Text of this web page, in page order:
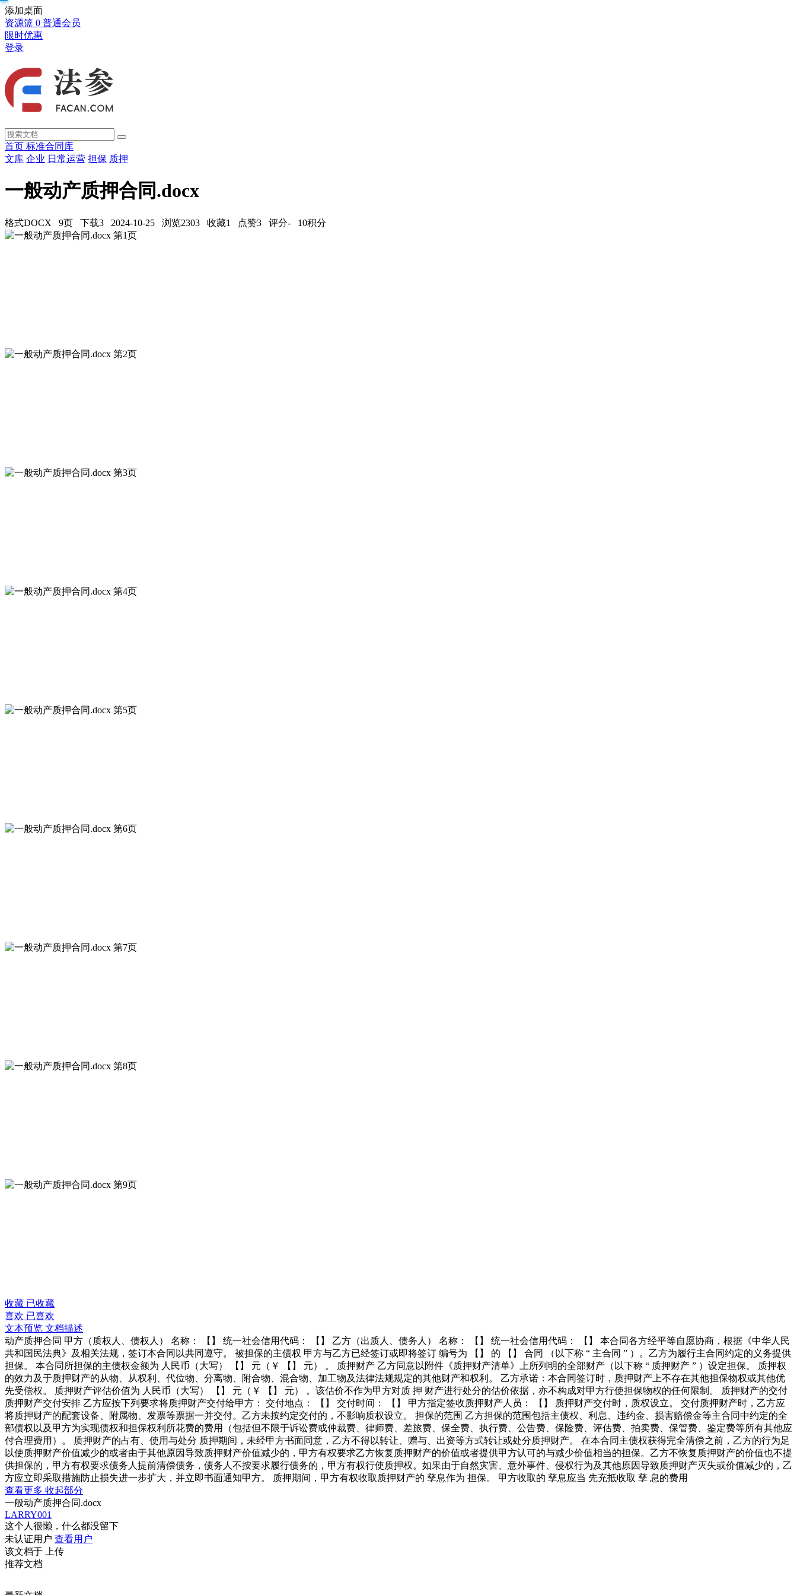
添加桌面
资源篮 0 普通会员
限时优惠
登录
首页 标准合同库
文库 企业 日常运营 担保 质押
一般动产质押合同.docx
格式DOCX 9页 下载3 2024-10-25 浏览2303 收藏1 点赞3 评分- 10积分
收藏 已收藏
喜欢 已喜欢
文本预览 文档描述
动产质押合同 甲方（质权人、债权人） 名称： 【】 统一社会信用代码： 【】 乙方（出质人、债务人） 名称： 【】 统一社会信用代码： 【】 本合同各方经平等自愿协商，根据《中华人民
共和国民法典》及相关法规，签订本合同以共同遵守。 被担保的主债权 甲方与乙方已经签订或即将签订 编号为 【】 的 【】 合同 （以下称 “ 主合同 ” ）。乙方为履行主合同约定的义务提供
担保。 本合同所担保的主债权金额为 人民币（大写） 【】 元（￥ 【】 元） 。 质押财产 乙方同意以附件《质押财产清单》上所列明的全部财产（以下称 “ 质押财产 ” ）设定担保。 质押权
的效力及于质押财产的从物、从权利、代位物、分离物、附合物、混合物、加工物及法律法规规定的其他财产和权利。 乙方承诺：本合同签订时，质押财产上不存在其他担保物权或其他优
先受偿权。 质押财产评估价值为 人民币（大写） 【】 元（￥ 【】 元） 。该估价不作为甲方对质 押 财产进行处分的估价依据，亦不构成对甲方行使担保物权的任何限制。 质押财产的交付
质押财产交付安排 乙方应按下列要求将质押财产交付给甲方： 交付地点： 【】 交付时间： 【】 甲方指定签收质押财产人员： 【】 质押财产交付时，质权设立。 交付质押财产时，乙方应
将质押财产的配套设备、附属物、发票等票据一并交付。乙方未按约定交付的，不影响质权设立。 担保的范围 乙方担保的范围包括主债权、利息、违约金、损害赔偿金等主合同中约定的全
部债权以及甲方为实现债权和担保权利所花费的费用（包括但不限于诉讼费或仲裁费、律师费、差旅费、保全费、执行费、公告费、保险费、评估费、拍卖费、保管费、鉴定费等所有其他应
付合理费用）。 质押财产的占有、使用与处分 质押期间，未经甲方书面同意，乙方不得以转让、赠与、出资等方式转让或处分质押财产。 在本合同主债权获得完全清偿之前，乙方的行为足
以使质押财产价值减少的或者由于其他原因导致质押财产价值减少的，甲方有权要求乙方恢复质押财产的价值或者提供甲方认可的与减少价值相当的担保。乙方不恢复质押财产的价值也不提
供担保的，甲方有权要求债务人提前清偿债务，债务人不按要求履行债务的，甲方有权行使质押权。如果由于自然灾害、意外事件、侵权行为及其他原因导致质押财产灭失或价值减少的，乙
方应立即采取措施防止损失进一步扩大，并立即书面通知甲方。 质押期间，甲方有权收取质押财产的 孳息作为 担保。 甲方收取的 孳息应当 先充抵收取 孳 息的费用
查看更多 收起部分
一般动产质押合同.docx
LARRY001
这个人很懒，什么都没留下
未认证用户 查看用户
该文档于
上传
推荐文档